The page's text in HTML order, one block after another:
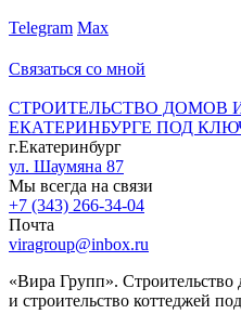
Telegram Max
Связаться со мной
СТРОИТЕЛЬСТВО ДОМОВ
ЕКАТЕРИНБУРГЕ ПОД
г.Екатеринбург
ул. Шаумяна 87
Мы всегда на связи
+7 (343) 266-34-04
Почта
viragroup@inbox.ru
«Вира Групп». Строительство
и строительство коттеджей